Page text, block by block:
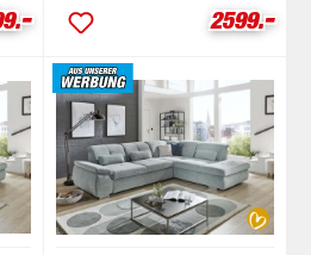
- 2599.-